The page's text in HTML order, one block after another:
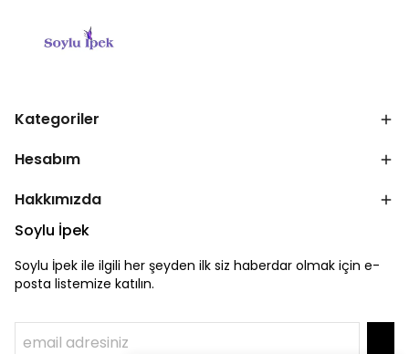
Kategoriler
Hesabım
Hakkımızda
Soylu İpek
Soylu İpek ile ilgili her şeyden ilk siz haberdar olmak için e-
posta listemize katılın.